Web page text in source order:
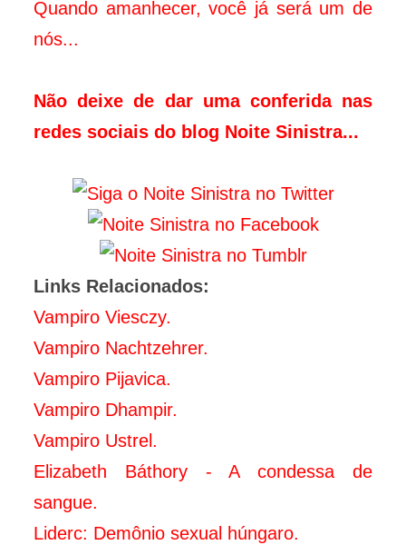
Quando amanhecer, você já será um de
nós...
Não deixe de dar uma conferida nas
redes sociais do blog Noite Sinistra...
Links Relacionados:
Vampiro Viesczy.
Vampiro Nachtzehrer.
Vampiro Pijavica.
Vampiro Dhampir.
Vampiro Ustrel.
Elizabeth Báthory - A condessa de
sangue.
Liderc: Demônio sexual húngaro.